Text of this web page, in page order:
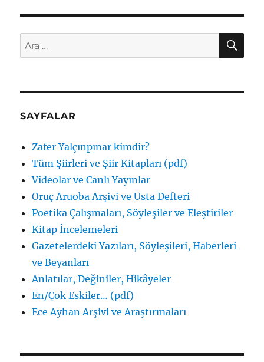
Ara:
SAYFALAR
Zafer Yalçınpınar kimdir?
Tüm Şiirleri ve Şiir Kitapları (pdf)
Videolar ve Canlı Yayınlar
Oruç Aruoba Arşivi ve Usta Defteri
Poetika Çalışmaları, Söyleşiler ve Eleştiriler
Kitap İncelemeleri
Gazetelerdeki Yazıları, Söyleşileri, Haberleri
ve Beyanları
Anlatılar, Değiniler, Hikâyeler
En/Çok Eskiler… (pdf)
Ece Ayhan Arşivi ve Araştırmaları